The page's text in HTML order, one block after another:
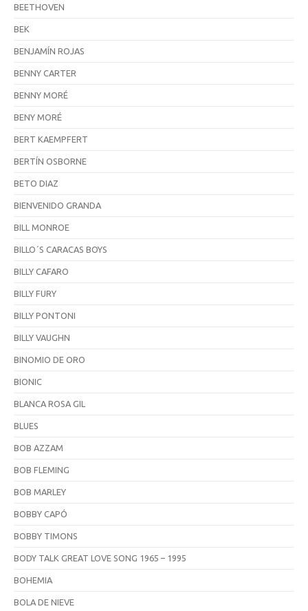
BEETHOVEN
BEK
BENJAMÍN ROJAS
BENNY CARTER
BENNY MORÉ
BENY MORÉ
BERT KAEMPFERT
BERTÍN OSBORNE
BETO DIAZ
BIENVENIDO GRANDA
BILL MONROE
BILLO´S CARACAS BOYS
BILLY CAFARO
BILLY FURY
BILLY PONTONI
BILLY VAUGHN
BINOMIO DE ORO
BIONIC
BLANCA ROSA GIL
BLUES
BOB AZZAM
BOB FLEMING
BOB MARLEY
BOBBY CAPÓ
BOBBY TIMONS
BODY TALK GREAT LOVE SONG 1965 – 1995
BOHEMIA
BOLA DE NIEVE